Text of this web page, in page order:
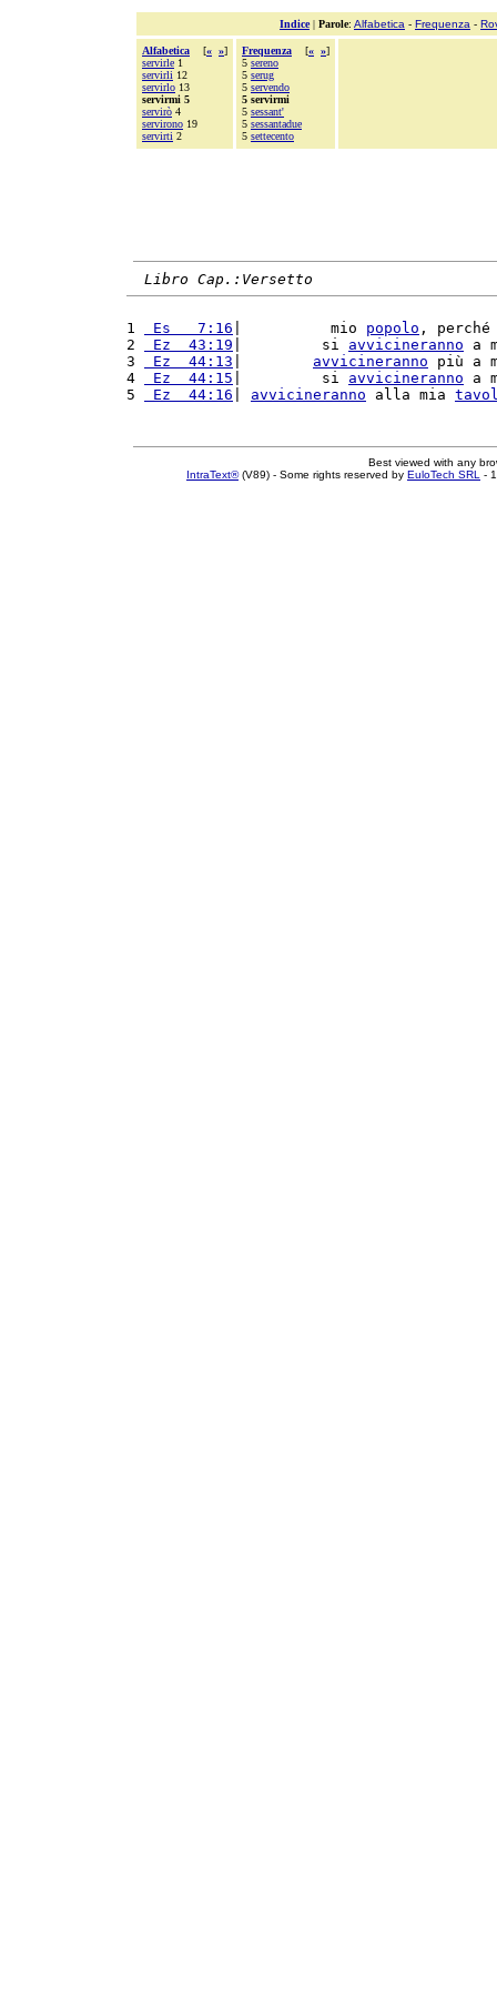
Indice| Parole: Alfabetica - Frequenza -
Alfabetica [« »]
servirle 1
servirli 12
servirlo 13
servirmi 5
servirò 4
servirono 19
servirti 2
Frequenza [« »]
5 sereno
5 serug
5 servendo
5 servirmi
5 sessant'
5 sessantadue
5 settecento
Libro Cap.:Versetto
1 Es   7:16 |          mio popolo ,
2
Ez  43:19 |         si avvicineranno a
3
Ez  44:13 avvicineranno più a
4
Ez  44:15 |         si avvicineranno a
5
Ez  44:16 avvicineranno alla mia
Best viewed with any
IntraText®(V89) - Some rights reserved by EuloTech SRL -